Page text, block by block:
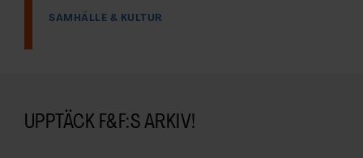
SAMHÄLLE & KULTUR
UPPTÄCK F&F:S ARKIV!